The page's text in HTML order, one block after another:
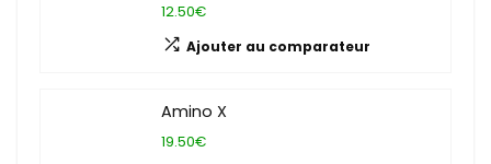
12.50€
Ajouter au comparateur
Amino X
19.50€